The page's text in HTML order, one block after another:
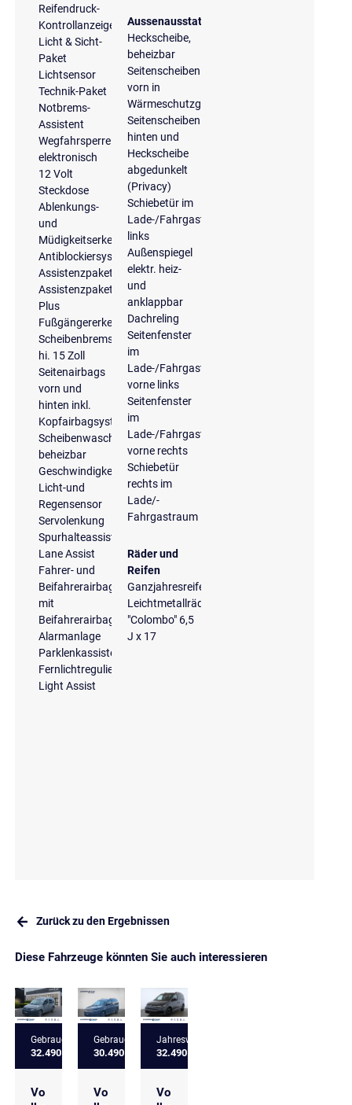
Reifendruck-
Kontrollanzeige
Licht & Sicht-
Paket
Lichtsensor
Technik-Paket
Notbrems-
Assistent
Wegfahrsperre
elektronisch
12 Volt
Steckdose
Ablenkungs-
und
Müdigkeitserkennung
Antiblockiersystem
Assistenzpaket
Assistenzpaket
Plus
Fußgängererkennung
Scheibenbremsen
hi. 15 Zoll
Seitenairbags
vorn und
hinten inkl.
Kopfairbagsystem
Scheibenwaschdüsen
beheizbar
Geschwindigkeitsbegrenzungsanlage
Licht-und
Regensensor
Servolenkung
Spurhalteassistent
Lane Assist
Fahrer- und
Beifahrerairbag
mit
Beifahrerairbagdeaktivierung
Alarmanlage
Parklenkassistent
Fernlichtregulierung
Light Assist
Aussenausstattung
Heckscheibe,
beheizbar
Seitenscheiben
vorn in
Wärmeschutzglas,
Seitenscheiben
hinten und
Heckscheibe
abgedunkelt
(Privacy)
Schiebetür im
Lade-/Fahrgastraum,
links
Außenspiegel
elektr. heiz-
und
anklappbar
Dachreling
Seitenfenster
im
Lade-/Fahrgastraum,
vorne links
Seitenfenster
im
Lade-/Fahrgastraum,
vorne rechts
Schiebetür
rechts im
Lade/-
Fahrgastraum
Räder und
Reifen
Ganzjahresreifen
Leichtmetallräder
"Colombo" 6,5
J x 17
Zurück zu den Ergebnissen
Diese Fahrzeuge könnten Sie auch interessieren
Gebrauchtfahrzeug
32.490 €
Vo
Gebrauchtfahrzeug
30.490 €
Vo
Jahreswagen
32.490 €
Vo